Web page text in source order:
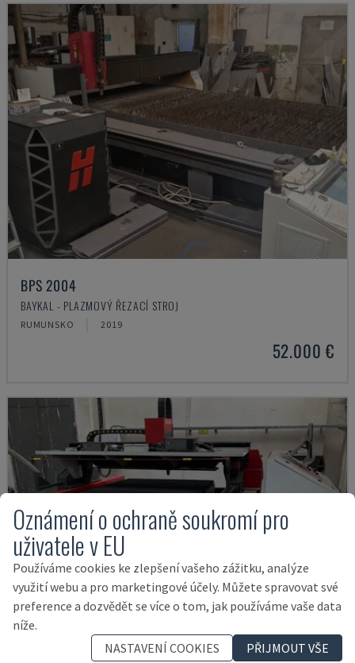
BPS 2004
BAYKAL - PLAZMOVÝ ŘEZACÍ STROJ
RUMUNSKO 2019
52.000 €
Oznámení o ochraně soukromí pro
uživatele v EU
Používáme cookies ke zlepšení vašeho zážitku, analýze
využití webu a pro marketingové účely. Můžete spravovat své
preference a dozvědět se více o tom, jak používáme vaše data
níže.
NASTAVENÍ COOKIES
PŘIJMOUT VŠE